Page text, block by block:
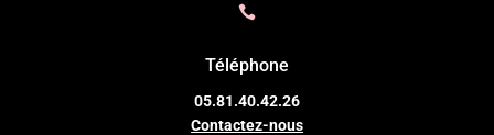

Téléphone
05.81.40.42.26
Contactez-nous